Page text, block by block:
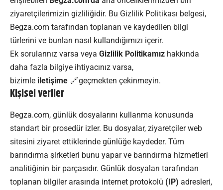
ziyaretçilerimizin gizliliğidir. Bu Gizlilik Politikası belgesi,
Begza.com tarafından toplanan ve kaydedilen bilgi
türlerini ve bunları nasıl kullandığımızı içerir.
Ek sorularınız varsa veya Gizlilik Politikamız hakkında
daha fazla bilgiye ihtiyacınız varsa,
bizimle iletişime geçmekten çekinmeyin.
Kişisel veriler
Begza.com, günlük dosyalarını kullanma konusunda
standart bir prosedür izler. Bu dosyalar, ziyaretçiler web
sitesini ziyaret ettiklerinde günlüğe kaydeder. Tüm
barındırma şirketleri bunu yapar ve barındırma hizmetleri
analitiğinin bir parçasıdır. Günlük dosyaları tarafından
toplanan bilgiler arasında internet protokolü (IP) adresleri,